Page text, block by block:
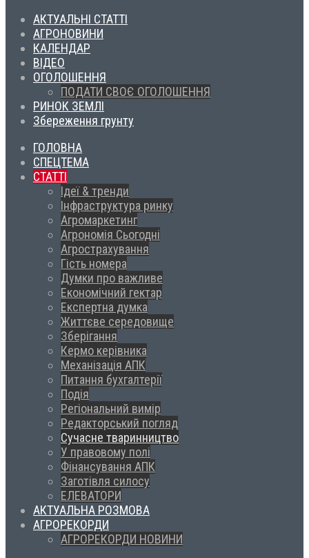
АКТУАЛЬНІ СТАТТІ
АГРОНОВИНИ
КАЛЕНДАР
ВІДЕО
ОГОЛОШЕННЯ
ПОДАТИ СВОЄ ОГОЛОШЕННЯ
РИНОК ЗЕМЛІ
Збереження грунту
ГОЛОВНА
СПЕЦТЕМА
СТАТТІ
Ідеї & тренди
Інфраструктура ринку
Агромаркетинг
Агрономія Сьогодні
Агрострахування
Гість номера
Думки про важливе
Економічний гектар
Експертна думка
Життєве середовище
Зберігання
Кермо керівника
Механізація АПК
Питання бухгалтерії
Подія
Регіональний вимір
Редакторський погляд
Сучасне тваринництво
У правовому полі
Фінансування АПК
Заготівля силосу
ЕЛЕВАТОРИ
АКТУАЛЬНА РОЗМОВА
АГРОРЕКОРДИ
АГРОРЕКОРДИ НОВИНИ